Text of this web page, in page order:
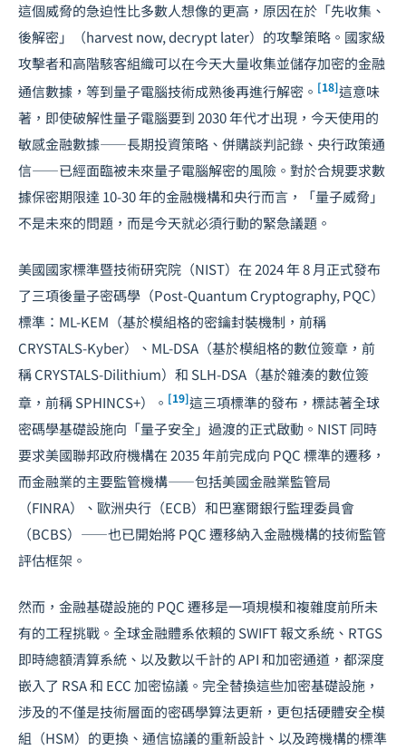
這個威脅的急迫性比多數人想像的更高，原因在於「先收集、
後解密」（harvest now, decrypt later）的攻擊策略。國家級
攻擊者和高階駭客組織可以在今天大量收集並儲存加密的金融
通信數據，等到量子電腦技術成熟後再進行解密。 [18]這意味
著，即使破解性量子電腦要到 2030 年代才出現，今天使用的
敏感金融數據——長期投資策略、併購談判記錄、央行政策通
信——已經面臨被未來量子電腦解密的風險。對於合規要求數
據保密期限達 10-30 年的金融機構和央行而言，「量子威脅」
不是未來的問題，而是今天就必須行動的緊急議題。
美國國家標準暨技術研究院（NIST）在 2024 年 8 月正式發布
了三項後量子密碼學（Post-Quantum Cryptography, PQC）
標準：ML-KEM（基於模組格的密鑰封裝機制，前稱
CRYSTALS-Kyber）、ML-DSA（基於模組格的數位簽章，前
稱 CRYSTALS-Dilithium）和 SLH-DSA（基於雜湊的數位簽
章，前稱 SPHINCS+）。 [19]這三項標準的發布，標誌著全球
密碼學基礎設施向「量子安全」過渡的正式啟動。NIST 同時
要求美國聯邦政府機構在 2035 年前完成向 PQC 標準的遷移，
而金融業的主要監管機構——包括美國金融業監管局
（FINRA）、歐洲央行（ECB）和巴塞爾銀行監理委員會
（BCBS）——也已開始將 PQC 遷移納入金融機構的技術監管
評估框架。
然而，金融基礎設施的 PQC 遷移是一項規模和複雜度前所未
有的工程挑戰。全球金融體系依賴的 SWIFT 報文系統、RTGS
即時總額清算系統、以及數以千計的 API 和加密通道，都深度
嵌入了 RSA 和 ECC 加密協議。完全替換這些加密基礎設施，
涉及的不僅是技術層面的密碼學算法更新，更包括硬體安全模
組（HSM）的更換、通信協議的重新設計、以及跨機構的標準